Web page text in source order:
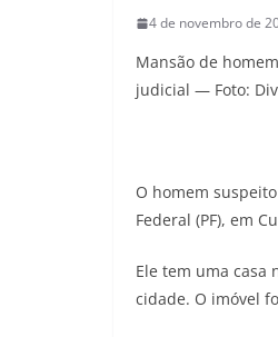
4 de novembro de
Mansão de
judicial — Foto:
O homem
Federal (PF), em
Ele tem uma casa
cidade. O imóvel